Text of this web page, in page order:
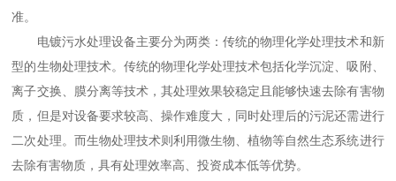
准。
电镀污水处理设备主要分为两类：传统的物理化学处理技术和新
型的生物处理技术。传统的物理化学处理技术包括化学沉淀、吸附、
离子交换、膜分离等技术，其处理效果较稳定且能够快速去除有害物
质，但是对设备要求较高、操作难度大，同时处理后的污泥还需进行
二次处理。而生物处理技术则利用微生物、植物等自然生态系统进行
去除有害物质，具有处理效率高、投资成本低等优势。